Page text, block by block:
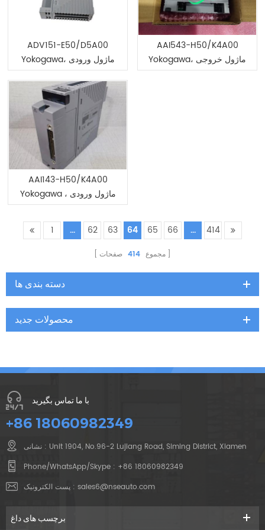
ADV151-E50/D5A00
Yokogawa، ماژول ورودی
دیجیتال
AAI543-H50/K4A00
Yokogawa، ماژول خروجی
آنالوگ (خروجی فعلی)
AAI143-H50/K4A00
Yokogawa ، ماژول ورودی
فعلی
1
... 62 63 64 65 66 ... 414
مجموع 414 صفحات
دسته بندی ها
محصولات جدید
با ما تماس بگیرید
+86 18060982349
نشانی : Unit 1904, No.96-2 Lujiang Road, Siming District, Xiamen
Phone/WhatsApp/Skype : +86 18060982349
پست الکترونیک : sales6@nseauto.com
برچسب های داغ